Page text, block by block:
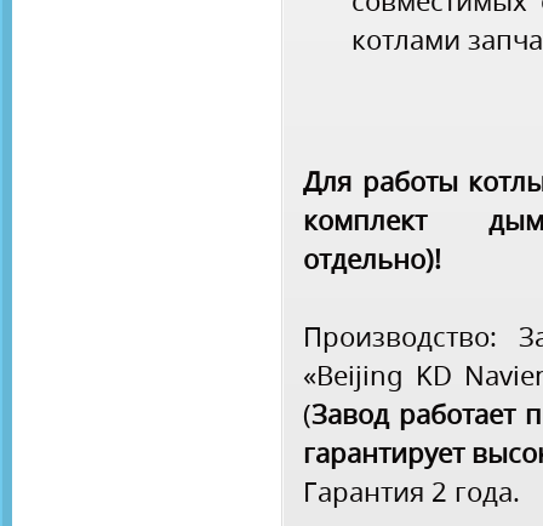
котлами
Для работы
комплект
отдельно)!
Производство:
«Beijing KD
(Завод работает
гарантирует
Гарантия 2 года.